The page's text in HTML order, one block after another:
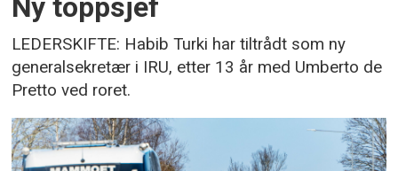
Ny toppsjef
LEDERSKIFTE: Habib Turki har tiltrådt som ny
generalsekretær i IRU, etter 13 år med Umberto de
Pretto ved roret.